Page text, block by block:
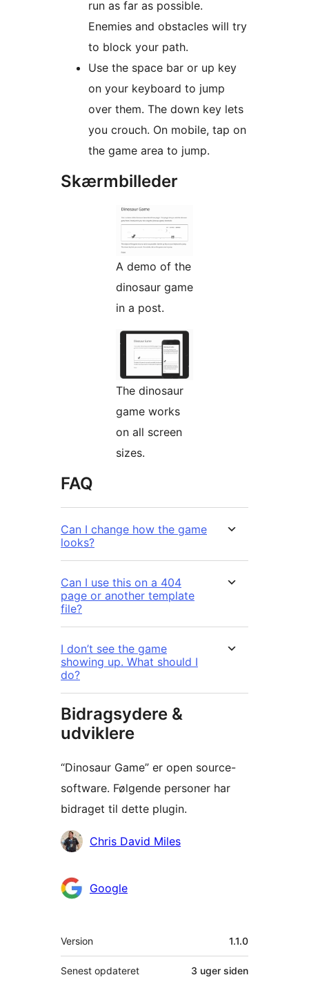
run as far as possible.
Enemies and obstacles will try
to block your path.
Use the space bar or up key
on your keyboard to jump
over them. The down key lets
you crouch. On mobile, tap on
the game area to jump.
Skærmbilleder
A demo of the
dinosaur game
in a post.
The dinosaur
game works
on all screen
sizes.
FAQ
Can I change how the game
looks?
Can I use this on a 404
page or another template
file?
I don’t see the game
showing up. What should I
do?
Bidragsydere &
udviklere
“Dinosaur Game” er open source-
software. Følgende personer har
bidraget til dette plugin.
Bidragsydere
Chris David Miles
Google
Meta
Version 1.1.0
Senest opdateret 3 uger siden